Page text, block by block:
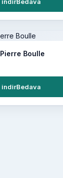
Boulle
indirBedava